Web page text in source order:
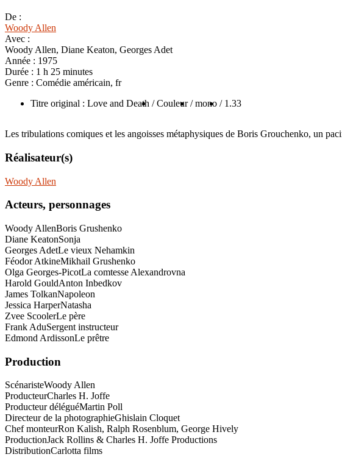
De :
Woody Allen
Avec :
Woody Allen, Diane Keaton, Georges Adet
Année : 1975
Durée : 1 h 25 minutes
Genre : Comédie américain, fr
Titre original : Love and Death / Couleur / mono / 1.33
Les tribulations comiques et les angoisses métaphysiques de Boris Grouchenko, un
Réalisateur(s)
Woody Allen
Acteurs, personnages
Woody AllenBoris Grushenko
Diane KeatonSonja
Georges AdetLe vieux Nehamkin
Féodor AtkineMikhail Grushenko
Olga Georges-PicotLa comtesse Alexandrovna
Harold GouldAnton Inbedkov
James TolkanNapoleon
Jessica HarperNatasha
Zvee ScoolerLe père
Frank AduSergent instructeur
Edmond ArdissonLe prêtre
Production
ScénaristeWoody Allen
ProducteurCharles H. Joffe
Producteur déléguéMartin Poll
Directeur de la photographieGhislain Cloquet
Chef monteurRon Kalish, Ralph Rosenblum, George Hively
ProductionJack Rollins & Charles H. Joffe Productions
DistributionCarlotta films